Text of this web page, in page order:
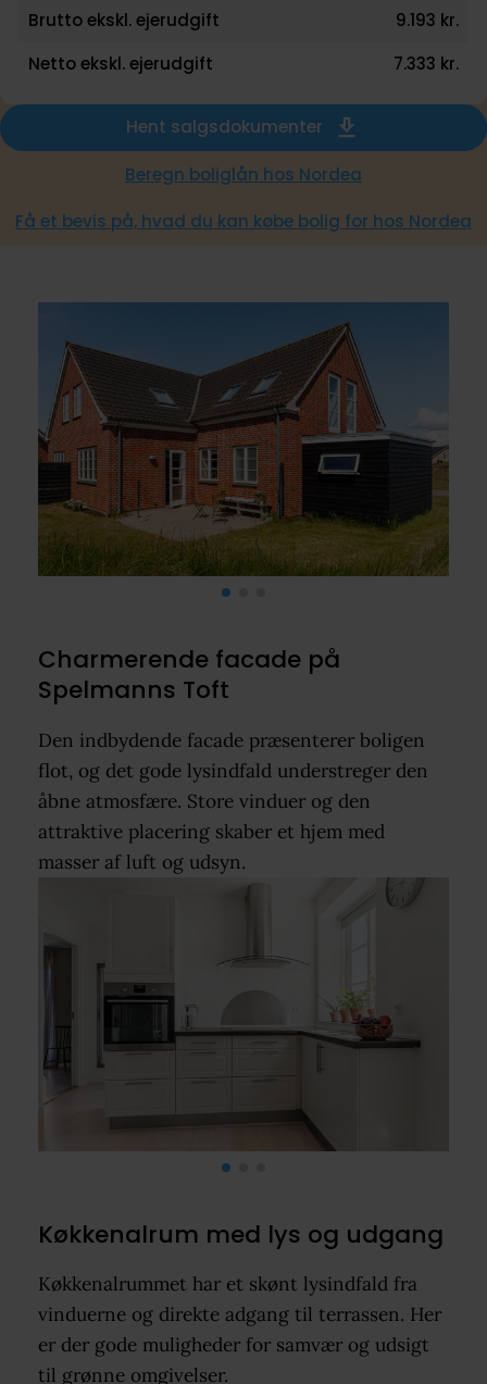
Brutto ekskl. ejerudgift
9.193 kr.
Netto ekskl. ejerudgift
7.333 kr.
Hent salgsdokumenter
Beregn boliglån hos Nordea
Få et bevis på, hvad du kan købe bolig for hos Nordea
Charmerende facade på
Spelmanns Toft
Den indbydende facade præsenterer boligen
flot, og det gode lysindfald understreger den
åbne atmosfære. Store vinduer og den
attraktive placering skaber et hjem med
masser af luft og udsyn.
Køkkenalrum med lys og udgang
Køkkenalrummet har et skønt lysindfald fra
vinduerne og direkte adgang til terrassen. Her
er der gode muligheder for samvær og udsigt
til grønne omgivelser.